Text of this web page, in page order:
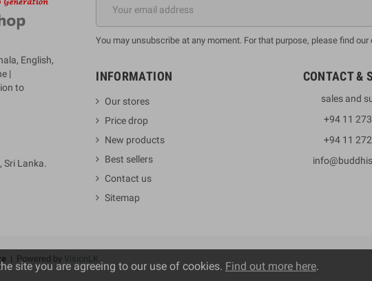
English,
|
to
Sri Lanka.
You may unsubscribe at any moment. For that purpose, please find
INFORMATION
Our stores
Price drop
New products
Best sellers
Contact us
Sitemap
CONTACT &
sales and
+94 11
+94 11
| Powered by VisionLK
site you are agreeing to our use of cookies. Find out more here.